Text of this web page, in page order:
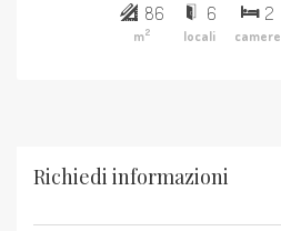
86
m2
6
locali
2
camere
Richiedi informazioni